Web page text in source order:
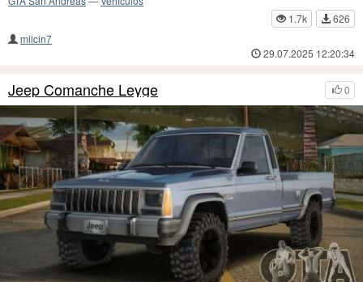
1.7k
626
milcin7
29.07.2025 12:20:34
0
Jeep Comanche Leyge